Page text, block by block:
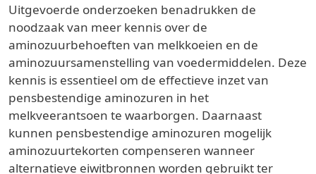
Uitgevoerde onderzoeken benadrukken de
noodzaak van meer kennis over de
aminozuurbehoeften van melkkoeien en de
aminozuursamenstelling van voedermiddelen. Deze
kennis is essentieel om de effectieve inzet van
pensbestendige aminozuren in het
melkveerantsoen te waarborgen. Daarnaast
kunnen pensbestendige aminozuren mogelijk
aminozuurtekorten compenseren wanneer
alternatieve eiwitbronnen worden gebruikt ter